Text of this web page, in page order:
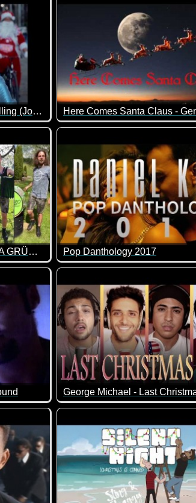
Norah Jones - Christmas Calling (Jolly Jones) Here Comes Santa Claus -
Die Draufgänger - CORDULA GRÜN (Quarantäne Session)
gemeinsam Musik machen.
Pop Danthology 2017
Ein genialer Mix aus 50
Das ist doch mal richtig gut